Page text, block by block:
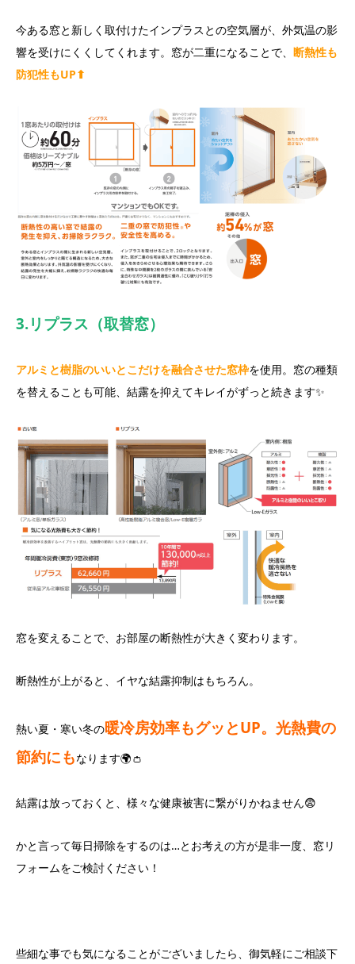
今ある窓と新しく取付けたインプラスとの空気層が、外気温の影
響を受けにくくしてくれます。窓が二重になることで、 断熱性も
防犯性もUP⬆
3.リプラス（取替窓）
アルミと樹脂のいいとこだけを融合させた窓枠を使用。窓の種類
を替えることも可能、結露を抑えてキレイがずっと続きます✨
窓を変えることで、お部屋の断熱性が大きく変わります。
断熱性が上がると、イヤな結露抑制はもちろん。
熱い夏・寒い冬の暖冷房効率もグッとUP。光熱費の
節約にもなります🌍👛
結露は放っておくと、様々な健康被害に繋がりかねません😨
かと言って毎日掃除をするのは…とお考えの方が是非一度、窓リ
フォームをご検討ください！
些細な事でも気になることがございましたら、御気軽にご相談下